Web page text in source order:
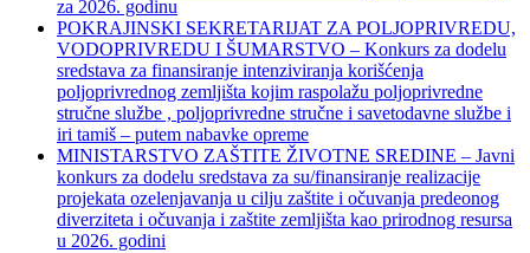
za 2026. godinu
POKRAJINSKI SEKRETARIJAT ZA POLJOPRIVREDU,
VODOPRIVREDU I ŠUMARSTVO – Konkurs za dodelu
sredstava za finansiranje intenziviranja korišćenja
poljoprivrednog zemljišta kojim raspolažu poljoprivredne
stručne službe , poljoprivredne stručne i savetodavne službe i
iri tamiš ‒ putem nabavke opreme
MINISTARSTVO ZAŠTITE ŽIVOTNE SREDINE – Javni
konkurs za dodelu sredstava za su/finansiranje realizacije
projekata ozelenjavanja u cilju zaštite i očuvanja predeonog
diverziteta i očuvanja i zaštite zemljišta kao prirodnog resursa
u 2026. godini